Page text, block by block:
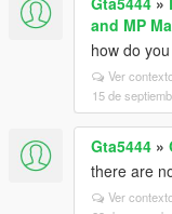
and MP
how do
Ver
15 de
Gta5444 »
there are
Ver